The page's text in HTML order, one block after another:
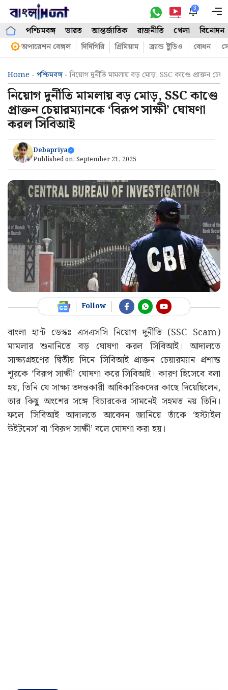
Skip
content
3
পশ্চিমবঙ্গ ভারত আন্তর্জাতিক রাজনীতি খেলা বিনোদন
অপারেশন বেঙ্গল দিদিগিরি প্রিমিয়াম ব্র্যান্ড ষ্টুডিও বোধন
Home - পশ্চিমবঙ্গ-নিয়োগ দুর্নীতি মামলায় বড় মোড়, SSC কাণ্ডে প্রাক্তন
নিয়োগ দুর্নীতি মামলায় বড় মোড়, SSC কাণ্ডে
প্রাক্তন চেয়ারম্যানকে ‘বিরূপ সাক্ষী’ ঘোষণা
করল সিবিআই
Debapriya
Published on: September 21, 2025
Follow
বাংলা হান্ট ডেস্কঃ এসএসসি নিয়োগ দুর্নীতি (SSC Scam)
মামলার শুনানিতে বড় ঘোষণা করল সিবিআই। আদালতে
সাক্ষ্যগ্রহণের দ্বিতীয় দিনে সিবিআই প্রাক্তন চেয়ারম্যান প্রশান্ত
শূরকে ‘বিরূপ সাক্ষী’ ঘোষণা করে সিবিআই। কারণ হিসেবে বলা
হয়, তিনি যে সাক্ষ্য তদন্তকারী আধিকারিকদের কাছে দিয়েছিলেন,
তার কিছু অংশের সঙ্গে বিচারকের সামনেই সহমত নয় তিনি।
ফলে সিবিআই আদালতে আবেদন জানিয়ে তাঁকে ‘হস্টাইল
উইটনেস’ বা ‘বিরূপ সাক্ষী’ বলে ঘোষণা করা হয়।